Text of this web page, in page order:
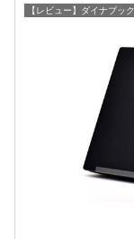
【レビュー】ダイナブック